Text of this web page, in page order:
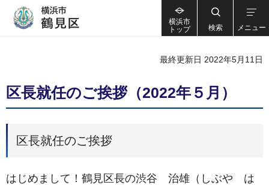
横浜市
トップ
検索 メニュー
最終更新日 2022年5月11日
区長就任のご挨拶（2022年５月）
区長就任のご挨拶
はじめまして！鶴見区長の渋谷 治雄（しぶや は